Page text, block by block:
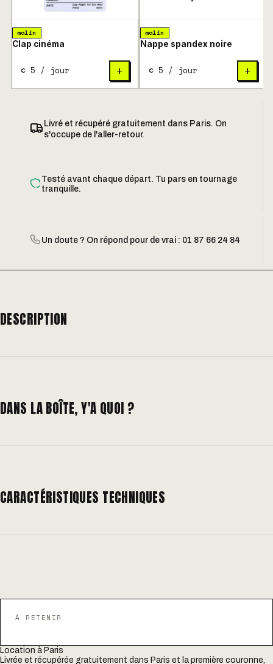
malin
Clap cinéma
€ 5 / jour +
malin
Nappe spandex noire
€ 5 / jour +
Livré et récupéré gratuitement dans Paris. On
s'occupe de l'aller-retour.
Testé avant chaque départ. Tu pars en tournage
tranquille.
Un doute ? On répond pour de vrai : 01 87 66 24 84
DESCRIPTION
DANS LA BOÎTE, Y'A QUOI ?
CARACTÉRISTIQUES TECHNIQUES
À RETENIR
Location à Paris
Livrée et récupérée gratuitement dans Paris et la première couronne,